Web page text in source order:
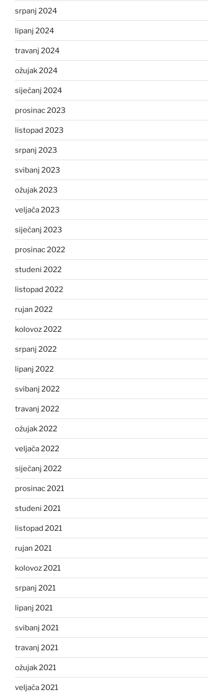
srpanj 2024
lipanj 2024
travanj 2024
ožujak 2024
siječanj 2024
prosinac 2023
listopad 2023
srpanj 2023
svibanj 2023
ožujak 2023
veljača 2023
siječanj 2023
prosinac 2022
studeni 2022
listopad 2022
rujan 2022
kolovoz 2022
srpanj 2022
lipanj 2022
svibanj 2022
travanj 2022
ožujak 2022
veljača 2022
siječanj 2022
prosinac 2021
studeni 2021
listopad 2021
rujan 2021
kolovoz 2021
srpanj 2021
lipanj 2021
svibanj 2021
travanj 2021
ožujak 2021
veljača 2021